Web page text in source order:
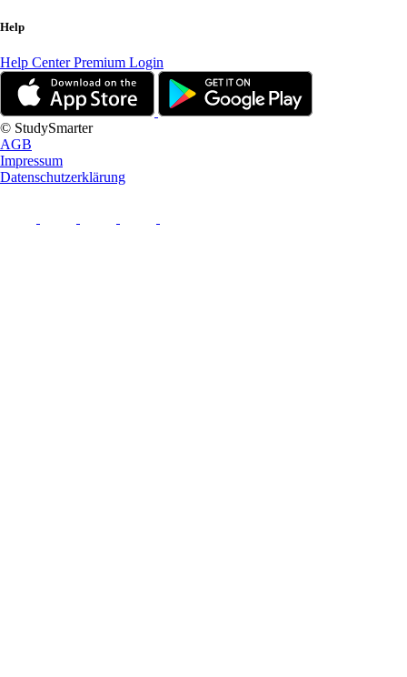
Help
Help CenterPremium Login
© StudySmarter
AGB
Impressum
Datenschutzerklärung